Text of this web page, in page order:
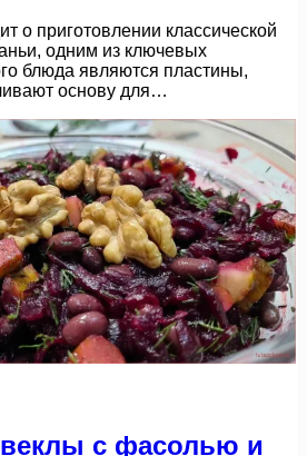
о приготовлении классической
одним из ключевых
блюда являются пластины,
основу для…
с фасолью и